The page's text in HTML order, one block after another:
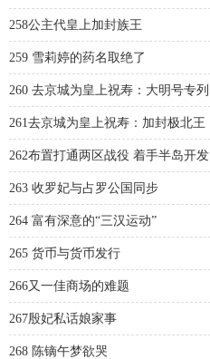
258公主代皇上加封族王
259 雪莉婷的药名取绝了
260 去京城为皇上祝寿：大明号专列
261去京城为皇上祝寿：加封极北王
262布置打通两区战役 着手半岛开发
263 收罗妃与占罗公国同步
264 富有深意的“三汉运动”
265 货币与货币发行
266又一佳商场的难题
267殷妃私话娘家事
268 陈镝午梦欲哭